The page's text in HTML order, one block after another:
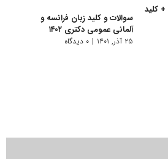
دانلود سوالات دکتری ۱۴۰۲ + کلید
سوالات و کلید زبان فرانسه و
آلمانی عمومی دکتری ۱۴۰۲
۲۵ آذر, ۱۴۰۱ | ۰ دیدگاه